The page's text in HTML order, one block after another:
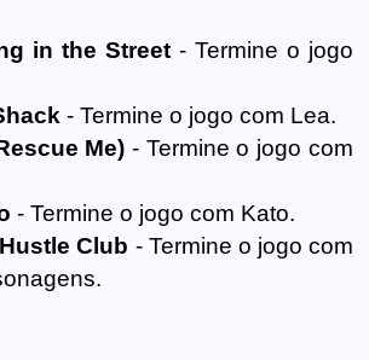
in the Street - Termine o jogo
- Termine o jogo com Lea.
Me) - Termine o jogo com
- Termine o jogo com Kato.
Club - Termine o jogo com